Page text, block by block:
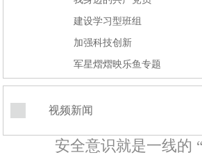
建设学习型班组
加强科技创新
军星熠熠映乐鱼专题
视频新闻
安全意识就是一线的